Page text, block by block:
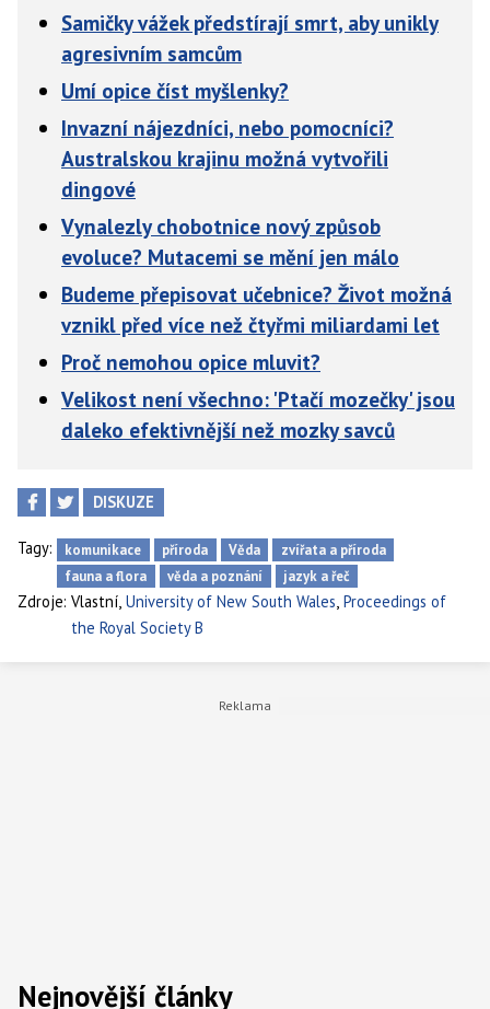
Samičky vážek předstírají smrt, aby unikly
agresivním samcům
Umí opice číst myšlenky?
Invazní nájezdníci, nebo pomocníci?
Australskou krajinu možná vytvořili
dingové
Vynalezly chobotnice nový způsob
evoluce? Mutacemi se mění jen málo
Budeme přepisovat učebnice? Život možná
vznikl před více než čtyřmi miliardami let
Proč nemohou opice mluvit?
Velikost není všechno: 'Ptačí mozečky' jsou
daleko efektivnější než mozky savců
DISKUZE
Tagy: komunikace příroda Věda
zvířata a příroda
fauna a flora
věda a poznání jazyk a řeč
Zdroje: Vlastní, University of New South Wales, Proceedings of
the Royal Society B
Nejnovější články